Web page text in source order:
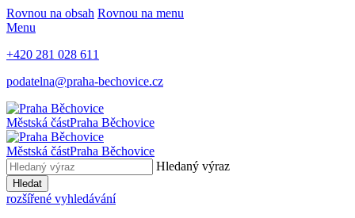
Rovnou na obsah Rovnou na menu
Menu
+420 281 028 611
podatelna@praha-bechovice.cz
Městská částPraha Běchovice
Městská částPraha Běchovice
Hledaný výraz
Hledat
rozšířené vyhledávání